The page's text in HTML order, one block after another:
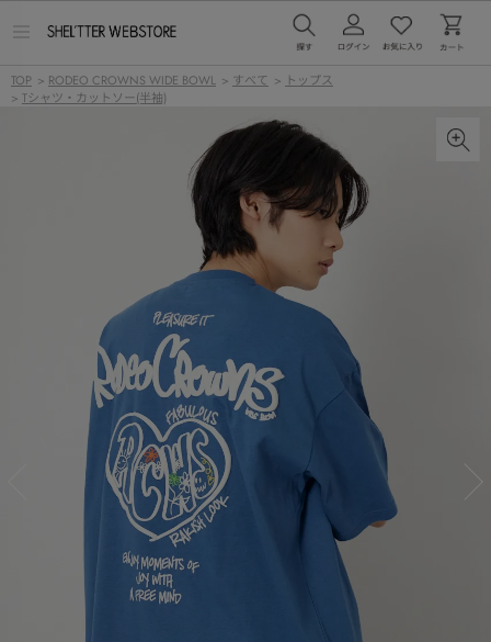
ー
を
TOP > RODEO CROWNS WIDE BOWL > すべて > トップス
> Tシャツ・カットソー(半袖)